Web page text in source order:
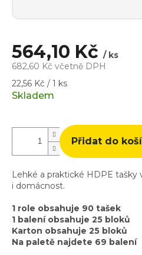
564,10 Kč / ks
682,60 Kč včetně DPH
Měrná
cena:
22,56 Kč / 1 ks
Skladem
Přidat do
Lehké a praktické HDPE tašky
i domácnost.
1 role obsahuje 90 tašek
1 balení obsahuje 25 bloků
Karton obsahuje 25 bloků
Na paletě najdete 69 balení